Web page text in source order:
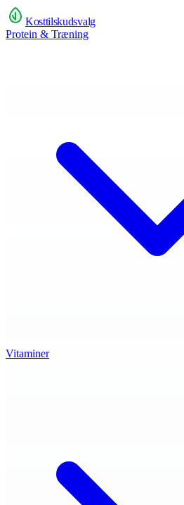
Kosttilskudsvalg
Protein & Træning
Vitaminer